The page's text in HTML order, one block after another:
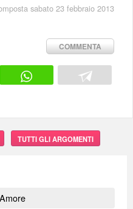
sabato 23 febbraio 2013
COMMENTA
TUTTI GLI ARGOMENTI